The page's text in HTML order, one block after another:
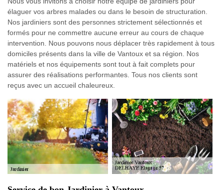
élaguer vos arbres malades ou dans le besoin de structuration.
Nos jardiniers sont des personnes strictement sélectionnés et
formés pour ne commettre aucune erreur au cours de chaque
intervention. Nous pouvons nous déplacer très rapidement à tous
domiciles présents dans la ville de Vantoux et sa région. Nos
matériels et nos équipements sont tout à fait complets pour
assurer des réalisations performantes. Tous nos clients sont
reçus avec un accueil chaleureux.